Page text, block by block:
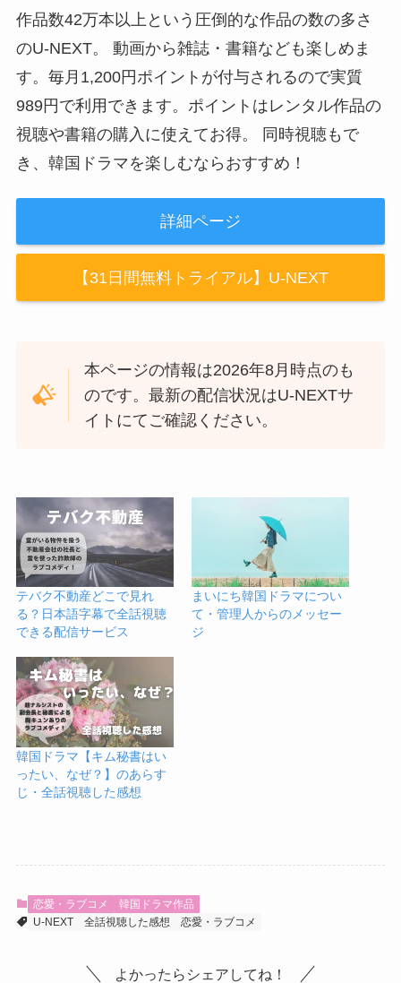
作品数42万本以上という圧倒的な作品の数の多さ
のU-NEXT。 動画から雑誌・書籍なども楽しめま
す。毎月1,200円ポイントが付与されるので実質
989円で利用できます。ポイントはレンタル作品の
視聴や書籍の購入に使えてお得。 同時視聴もで
き、韓国ドラマを楽しむならおすすめ！
詳細ページ
【31日間無料トライアル】U-NEXT
本ページの情報は2026年8月時点のも
のです。最新の配信状況はU-NEXTサ
イトにてご確認ください。
テバク不動産どこで見れ
る？日本語字幕で全話視聴
できる配信サービス
まいにち韓国ドラマについ
て・管理人からのメッセー
ジ
韓国ドラマ【キム秘書はい
ったい、なぜ？】のあらす
じ・全話視聴した感想
恋愛・ラブコメ
韓国ドラマ作品
U-NEXT
全話視聴した感想 恋愛・ラブコメ
よかったらシェアしてね！